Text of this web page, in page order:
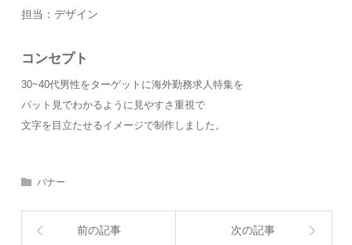
担当：デザイン
コンセプト
30~40代男性をターゲットに海外勤務求人特集を
パット見でわかるように見やすさ重視で
文字を目立たせるイメージで制作しました。
バナー
前の記事 次の記事